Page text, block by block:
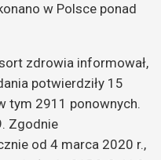
w Polsce ponad
zdrowia informował,
potwierdziły 15
tym 2911 ponownych.
Zgodnie
od 4 marca 2020 r.,